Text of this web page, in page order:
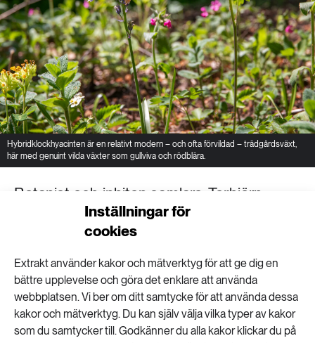
Inställningar för
cookies
Extrakt använder kakor och mätverktyg för att ge dig en
bättre upplevelse och göra det enklare att använda
webbplatsen. Vi ber om ditt samtycke för att använda dessa
kakor och mätverktyg. Du kan själv välja vilka typer av kakor
som du samtycker till. Godkänner du alla kakor klickar du på
Hybridklockhyacinten är en relativt modern – och ofta förvildad – trädgårdsväxt,
här med genuint vilda växter som gullviva och rödblära.
Botanist och inbiten samlare. Torbjörn
Tylers vilda trädgård är resultatet av en stor
kärlek till det som växer och ett flitigt
samlande: som mest har här funnits fler än
2 200 vilda arter. Torbjörn Tyler önskar att
fler skulle se potentialen i svenska
trädgårdsväxter.